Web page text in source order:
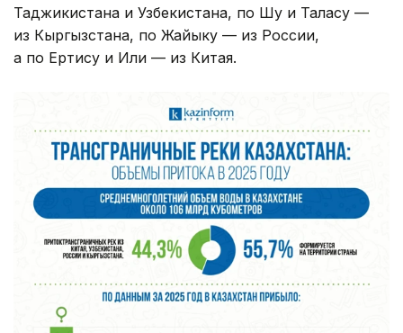
Таджикистана и Узбекистана, по Шу и Таласу —
из Кыргызстана, по Жайыку — из России,
а по Ертису и Или — из Китая.